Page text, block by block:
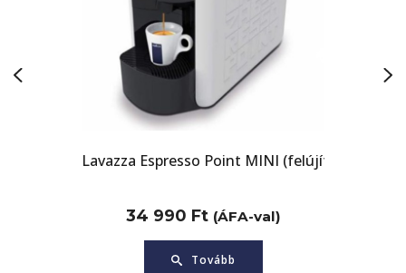
Point MINI (felújított) Lavazza Blue Classy Mini
69 900